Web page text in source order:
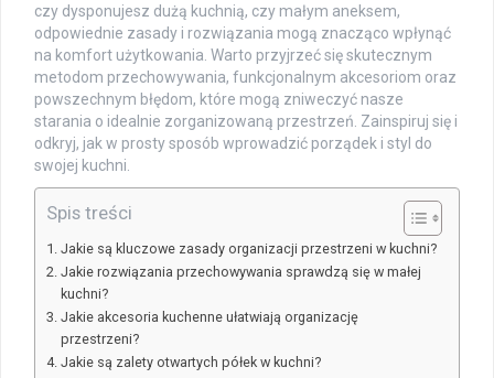
czy dysponujesz dużą kuchnią, czy małym aneksem,
odpowiednie zasady i rozwiązania mogą znacząco wpłynąć
na komfort użytkowania. Warto przyjrzeć się skutecznym
metodom przechowywania, funkcjonalnym akcesoriom oraz
powszechnym błędom, które mogą zniweczyć nasze
starania o idealnie zorganizowaną przestrzeń. Zainspiruj się i
odkryj, jak w prosty sposób wprowadzić porządek i styl do
swojej kuchni.
Spis treści
Jakie są kluczowe zasady organizacji przestrzeni w kuchni?
Jakie rozwiązania przechowywania sprawdzą się w małej
kuchni?
Jakie akcesoria kuchenne ułatwiają organizację
przestrzeni?
Jakie są zalety otwartych półek w kuchni?